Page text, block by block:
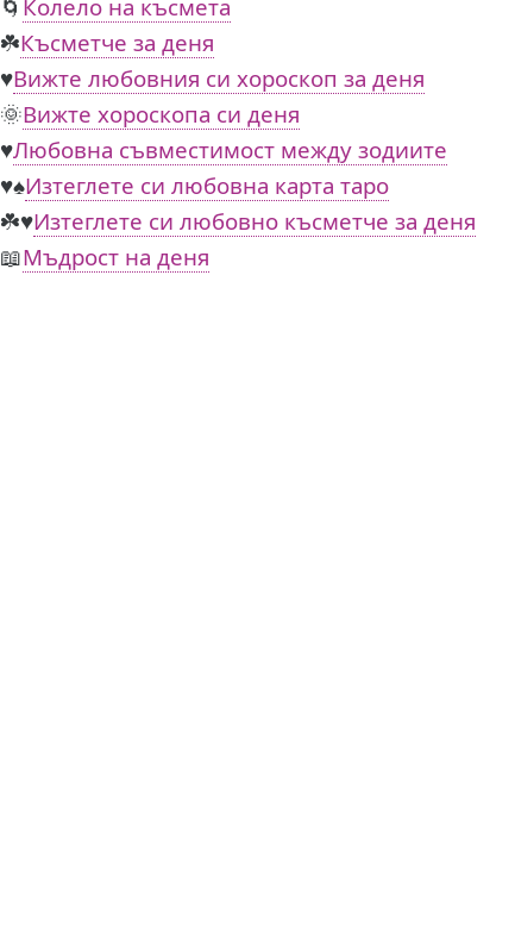
🌀 Колело на късмета
☘️Късметче за деня
♥️Вижте любовния си хороскоп за деня
🌞Вижте хороскопа си деня
♥️Любовна съвместимост между зодиите
♥️♠️Изтеглете си любовна карта таро
☘️♥️Изтеглете си любовно късметче за деня
📖Мъдрост на деня